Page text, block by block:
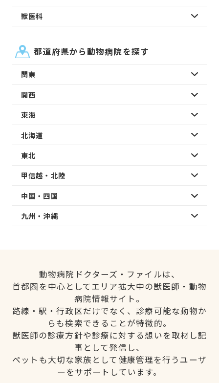
獣医科
都道府県から動物病院を探す
関東
関西
東海
北海道
東北
甲信越・北陸
中国・四国
九州・沖縄
動物病院ドクターズ・ファイルは、
首都圏を中心としてエリア拡大中の獣医師・動物
病院情報サイト。
路線・駅・行政区だけでなく、診療可能な動物か
らも検索できることが特徴的。
獣医師の診療方針や診療に対する想いを取材し記
事として発信し、
ペットも大切な家族として健康管理を行うユーザ
ーをサポートしています。